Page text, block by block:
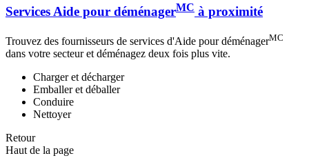
Services Aide pour déménagerMC à proximité
Trouvez des fournisseurs de services d'Aide pour déménagerMC
dans votre secteur et déménagez deux fois plus vite.
Charger et décharger
Emballer et déballer
Conduire
Nettoyer
Retour
Haut de la page